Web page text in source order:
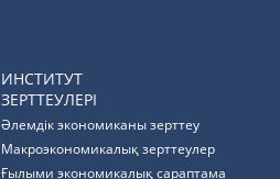
ИНСТИТУТ
ЗЕРТТЕУЛЕРІ
Әлемдік экономиканы зерттеу
Макроэкономикалық зерттеулер
Ғылыми экономикалық сараптама